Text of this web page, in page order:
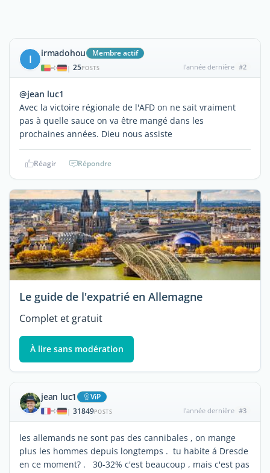
I irmadohou Membre actif
| 25POSTS l'année dernière #2
@jean luc1
Avec la victoire régionale de l'AFD on ne sait vraiment
pas à quelle sauce on va être mangé dans les
prochaines années. Dieu nous assiste
Réagir Répondre
Le guide de l'expatrié en Allemagne
Complet et gratuit
À lire sans modération
jean luc1 ViP
| 31849POSTS l'année dernière #3
les allemands ne sont pas des cannibales , on mange
plus les hommes depuis longtemps . tu habite á Dresde
en ce moment? . 30-32% c'est beaucoup , mais c'est pas